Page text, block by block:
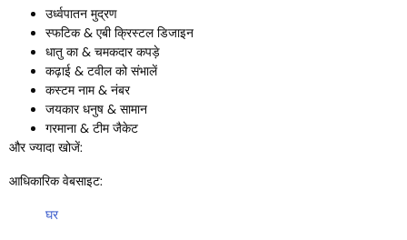
उर्ध्वपातन मुद्रण
स्फटिक & एबी क्रिस्टल डिजाइन
धातु का & चमकदार कपड़े
कढ़ाई & टवील को संभालें
कस्टम नाम & नंबर
जयकार धनुष & सामान
गरमाना & टीम जैकेट
और ज्यादा खोजें:
आधिकारिक वेबसाइट:
घर